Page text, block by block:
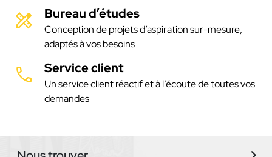
Bureau d’études
Conception de projets d’aspiration sur-mesure,
adaptés à vos besoins
Service client
Un service client réactif et à l’écoute de toutes vos
demandes